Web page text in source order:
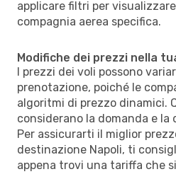
applicare filtri per
compagnia aerea specifica.
Modifiche dei prezzi nella
I prezzi dei voli possono
prenotazione, poiché le
algoritmi di prezzo dinamici.
considerano la domanda e la
Per assicurarti il miglior
destinazione Napoli, ti
appena trovi una tariffa che